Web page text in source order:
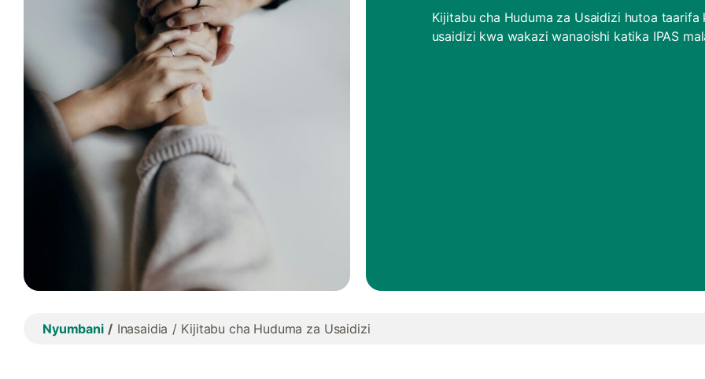
Kijitabu cha Huduma za Usaidizi hutoa
usaidizi kwa wakazi wanaoishi katika IPAS
Nyumbani Inasaidia Kijitabu cha Huduma za Usaidizi